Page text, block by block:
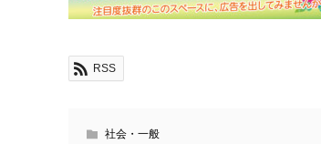
RSS
社会・一般